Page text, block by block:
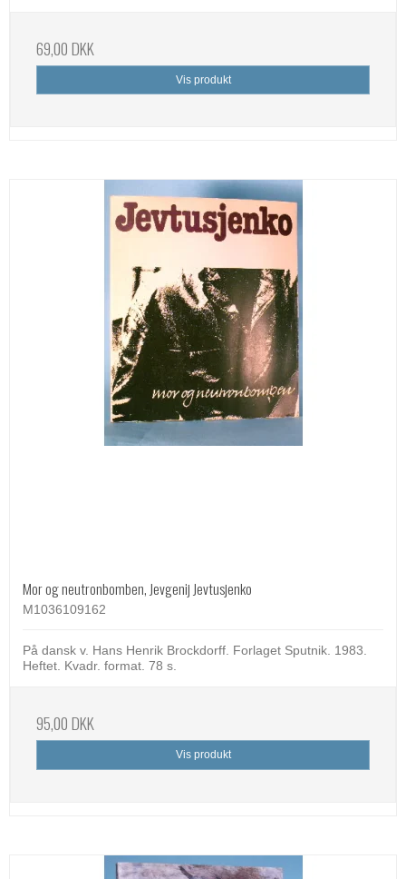
69,00 DKK
Vis produkt
Mor og neutronbomben, Jevgenij Jevtusjenko
M1036109162
På dansk v. Hans Henrik Brockdorff. Forlaget Sputnik. 1983.
Heftet. Kvadr. format. 78 s.
95,00 DKK
Vis produkt